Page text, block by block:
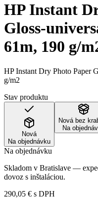
HP Instant
Gloss-
61m, 190 g/
HP Instant Dry Photo Paper
g/m2
Stav produktu
Nová
Na objednávku
Nová bez
Na
Na objednávku
Skladom v Bratislave —
dovoz s inštaláciou.
290,05 € s DPH